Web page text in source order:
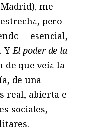
me
pero
esencial,
YEl poder de la
de que veía la
de una
real, abierta e
sociales,